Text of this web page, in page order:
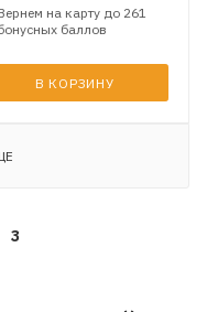
на карту до 261
баллов
В КОРЗИНУ
3